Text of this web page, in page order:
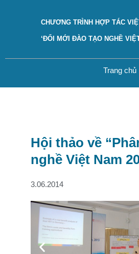
CHƯƠNG TRÌNH HỢP TÁC
‘ĐỔI MỚI ĐÀO TẠO NGHỀ
Trang chủ
Hội thảo về
nghề Việt Nam
3.06.2014
Previous